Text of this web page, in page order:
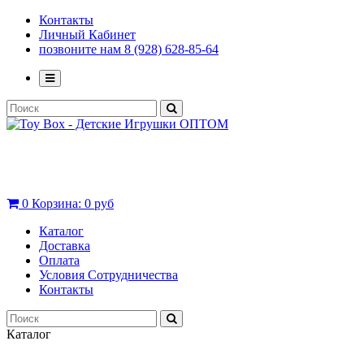
Контакты
Личный Кабинет
позвоните нам 8 (928) 628-85-64
0 Корзина: 0 руб
Каталог
Доставка
Оплата
Условия Сотрудничества
Контакты
Каталог